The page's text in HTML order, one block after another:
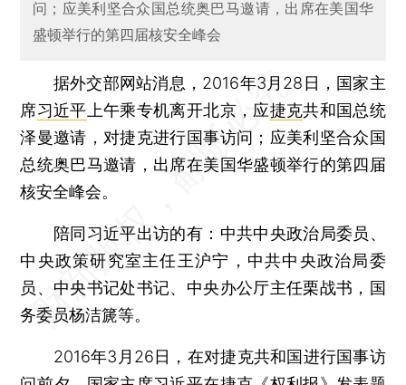
问；应美利坚合众国总统奥巴马邀请，出席在美国华
盛顿举行的第四届核安全峰会
据外交部网站消息，2016年3月28日，国家主
席习近平 上午乘专机离开北京，应捷克共和国总统
泽曼邀请，对捷克进行国事访问；应美利坚合众国
总统奥巴马邀请，出席在美国华盛顿举行的第四届
核安全峰会。
陪同习近平出访的有：中共中央政治局委员、
中央政策研究室主任王沪宁，中共中央政治局委
员、中央书记处书记、中央办公厅主任栗战书，国
务委员杨洁篪等。
2016年3月26日，在对捷克共和国进行国事访